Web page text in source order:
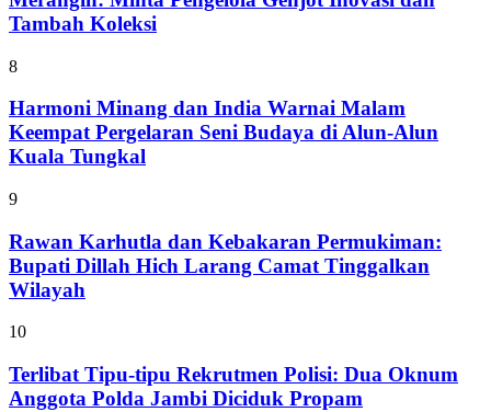
Tambah Koleksi
8
Harmoni Minang dan India Warnai Malam
Keempat Pergelaran Seni Budaya di Alun-Alun
Kuala Tungkal
9
Rawan Karhutla dan Kebakaran Permukiman:
Bupati Dillah Hich Larang Camat Tinggalkan
Wilayah
10
Terlibat Tipu-tipu Rekrutmen Polisi: Dua Oknum
Anggota Polda Jambi Diciduk Propam